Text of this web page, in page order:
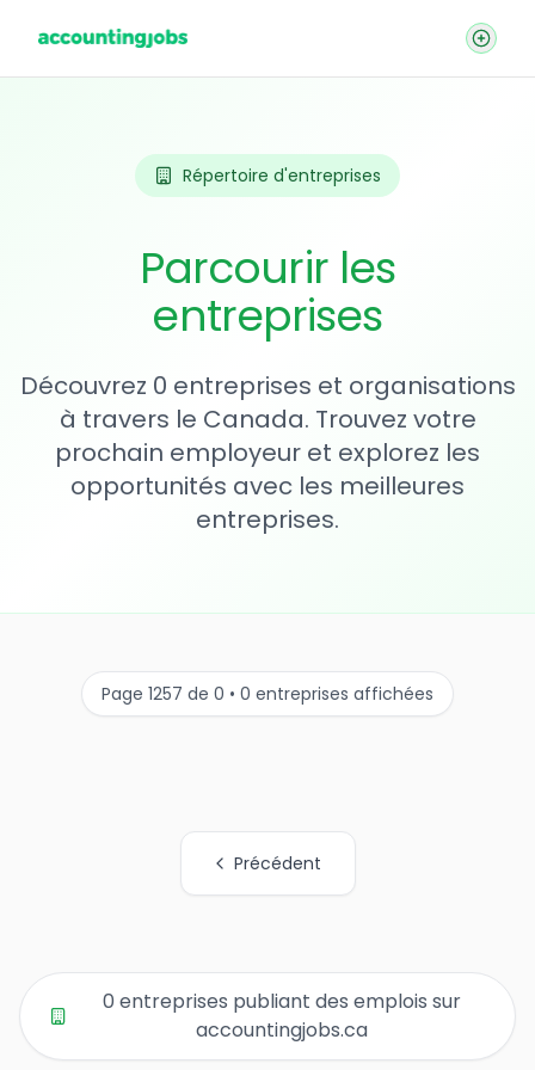
Répertoire d'entreprises
Parcourir les
entreprises
Découvrez 0 entreprises et organisations
à travers le Canada. Trouvez votre
prochain employeur et explorez les
opportunités avec les meilleures
entreprises.
Page 1257 de 0 • 0 entreprises affichées
Précédent
0 entreprises publiant des emplois sur
accountingjobs.ca